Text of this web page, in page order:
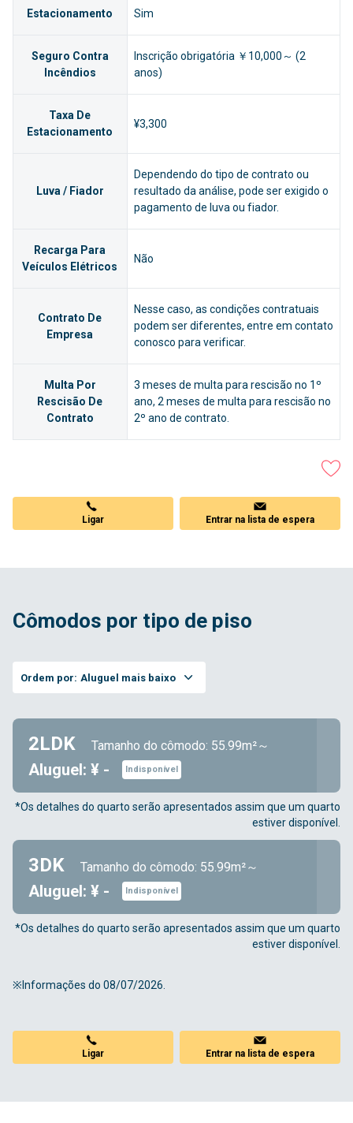
Estacionamento Sim
Seguro Contra
Incêndios
Inscrição obrigatória ￥10,000～ (2
anos)
Taxa De
Estacionamento
¥3,300
Luva / Fiador
Dependendo do tipo de contrato ou
resultado da análise, pode ser exigido o
pagamento de luva ou fiador.
Recarga Para
Veículos Elétricos
Não
Contrato De
Empresa
Nesse caso, as condições contratuais
podem ser diferentes, entre em contato
conosco para verificar.
Multa Por
Rescisão De
Contrato
3 meses de multa para rescisão no 1º
ano, 2 meses de multa para rescisão no
2º ano de contrato.
Ligar Entrar na lista de espera
Cômodos por tipo de piso
Ordem por: Aluguel mais baixo
2LDK Tamanho do cômodo: 55.99m²～
Aluguel: ¥ - Indisponível
*Os detalhes do quarto serão apresentados assim que um quarto
estiver disponível.
3DK Tamanho do cômodo: 55.99m²～
Aluguel: ¥ - Indisponível
*Os detalhes do quarto serão apresentados assim que um quarto
estiver disponível.
※Informações do 08/07/2026.
Ligar Entrar na lista de espera